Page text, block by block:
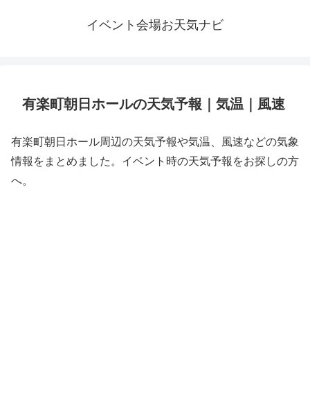
イベント会場お天気ナビ
有楽町朝日ホールの天気予報｜気温｜風速
有楽町朝日ホール周辺の天気予報や気温、風速などの気象
情報をまとめました。イベント時の天気予報をお探しの方
へ。